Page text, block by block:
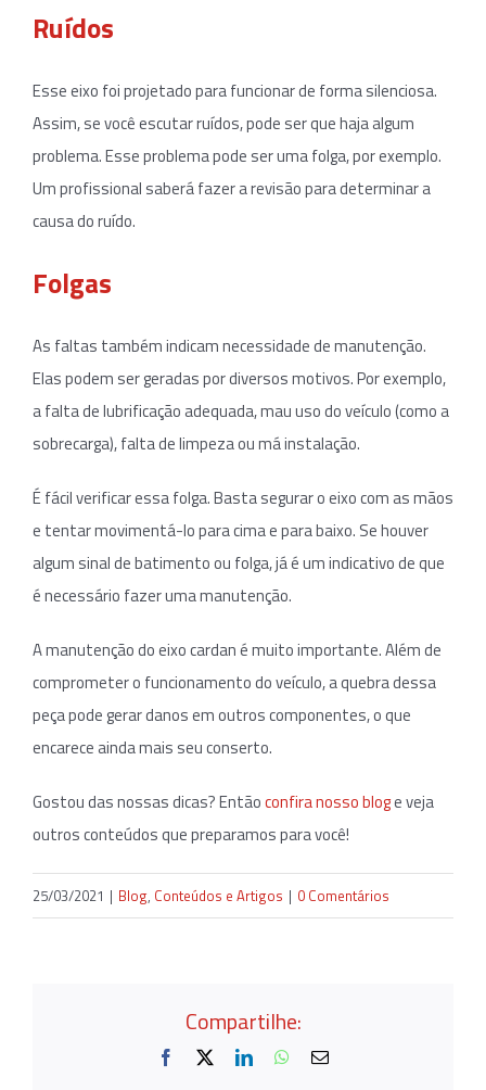
Ruídos
Esse eixo foi projetado para funcionar de forma silenciosa.
Assim, se você escutar ruídos, pode ser que haja algum
problema. Esse problema pode ser uma folga, por exemplo.
Um profissional saberá fazer a revisão para determinar a
causa do ruído.
Folgas
As faltas também indicam necessidade de manutenção.
Elas podem ser geradas por diversos motivos. Por exemplo,
a falta de lubrificação adequada, mau uso do veículo (como a
sobrecarga), falta de limpeza ou má instalação.
É fácil verificar essa folga. Basta segurar o eixo com as mãos
e tentar movimentá-lo para cima e para baixo. Se houver
algum sinal de batimento ou folga, já é um indicativo de que
é necessário fazer uma manutenção.
A manutenção do eixo cardan é muito importante. Além de
comprometer o funcionamento do veículo, a quebra dessa
peça pode gerar danos em outros componentes, o que
encarece ainda mais seu conserto.
Gostou das nossas dicas? Entãoconfira nosso bloge veja
outros conteúdos que preparamos para você!
25/03/2021 | Blog, Conteúdos e Artigos | 0 Comentários
Compartilhe:
Facebook LinkedInWhatsApp
E-